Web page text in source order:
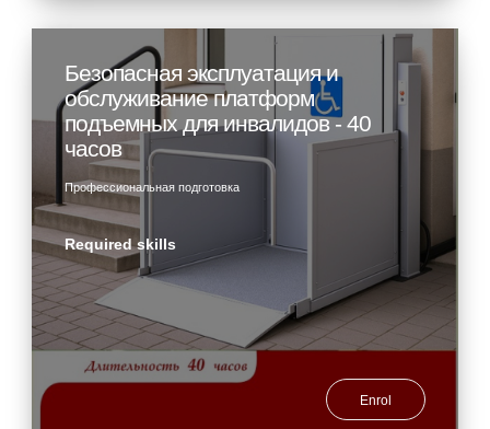
Безопасная эксплуатация и
обслуживание платформ
подъемных для инвалидов - 40
часов
Профессиональная подготовка
Required skills
Enrol